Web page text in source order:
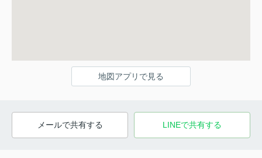
地図アプリで見る
メールで共有する LINEで共有する